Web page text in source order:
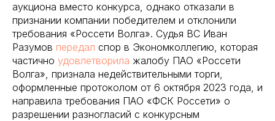
аукциона вместо конкурса, однако отказали в
признании компании победителем и отклонили
требования «Россети Волга». Судья ВС Иван
Разумов передал спор в Экономколлегию, которая
частично удовлетворила жалобу ПАО «Россети
Волга», признала недействительными торги,
оформленные протоколом от 6 октября 2023 года, и
направила требования ПАО «ФСК Россети» о
разрешении разногласий с конкурсным